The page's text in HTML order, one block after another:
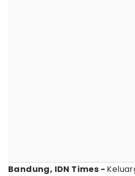
Bandung, IDN Times -